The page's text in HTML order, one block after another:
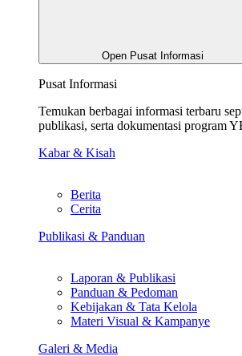
Open Pusat Informasi
Pusat Informasi
Temukan berbagai informasi terbaru
publikasi, serta dokumentasi program
Kabar & Kisah
Berita
Cerita
Publikasi & Panduan
Laporan & Publikasi
Panduan & Pedoman
Kebijakan & Tata Kelola
Materi Visual & Kampanye
Galeri & Media